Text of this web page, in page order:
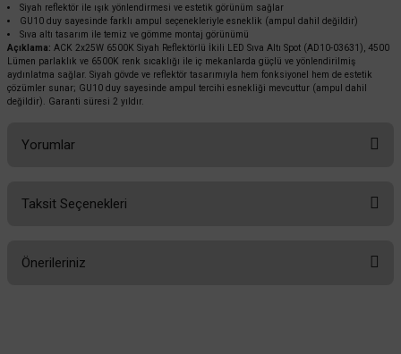
%60
2.649,60 TL
1.059,84 TLKDV DAHİL
Siyah reflektör ile ışık yönlendirmesi ve estetik görünüm sağlar
GU10 duy sayesinde farklı ampul seçenekleriyle esneklik (ampul dahil değildir)
Sıva altı tasarım ile temiz ve gömme montaj görünümü
Açıklama: ACK 2x25W 6500K Siyah Reflektörlü İkili LED Sıva Altı Spot (AD10-03631), 4500
Lümen parlaklık ve 6500K renk sıcaklığı ile iç mekanlarda güçlü ve yönlendirilmiş
aydınlatma sağlar. Siyah gövde ve reflektör tasarımıyla hem fonksiyonel hem de estetik
çözümler sunar; GU10 duy sayesinde ampul tercihi esnekliği mevcuttur (ampul dahil
değildir). Garanti süresi 2 yıldır.
Yorumlar
Taksit Seçenekleri
Önerileriniz